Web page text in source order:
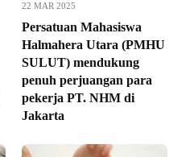
22 MAR 2025
Persatuan Mahasiswa
Halmahera Utara (PMHU
SULUT) mendukung
penuh perjuangan para
pekerja PT. NHM di
Jakarta